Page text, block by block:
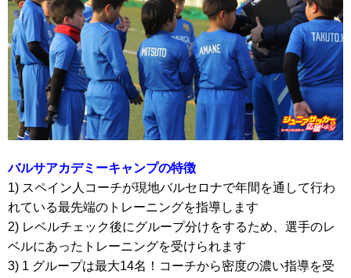
バルサアカデミーキャンプの特徴
1) スペイン人コーチが現地バルセロナで年間を通して行わ
れている最先端のトレーニングを指導します
2) レベルチェック後にグループ分けをするため、選手のレ
ベルにあったトレーニングを受けられます
3) 1 グループは最大14名！コーチから密度の濃い指導を受